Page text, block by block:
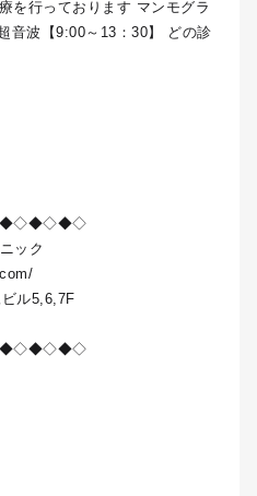
を行っております マンモグラ
音波【9:00～13：30】 どの診
ック
ル5,6,7F